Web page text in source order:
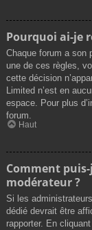
Pourquoi ai-je
Chaque forum a son
une de ces règles,
cette décision
Limited n’est en
espace. Pour plus
forum.
Haut
Comment
modérateur ?
Si les
dédié devrait être
rapporter. En